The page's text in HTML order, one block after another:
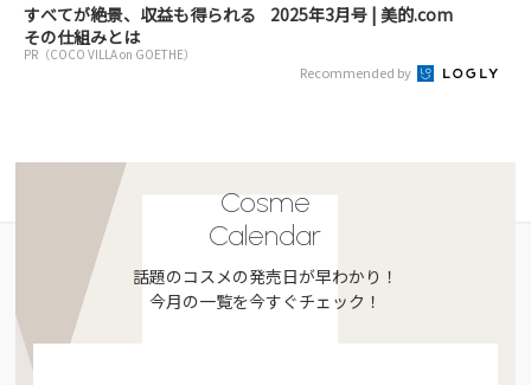
すべてが絶景、収益も得られる
その仕組みとは
PR（COCO VILLA on GOETHE）
2025年3月号 | 美的.com
Recommended by
Cosme
Calendar
話題のコスメの発売日が早わかり！
今月の一覧を今すぐチェック！